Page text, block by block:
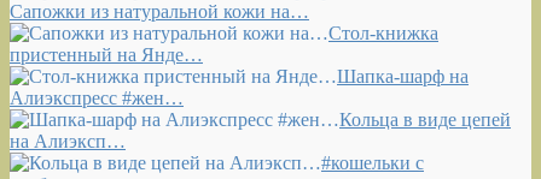
Сапожки из натуральной кожи на…
Стол-книжка
пристенный на Янде…
Шапка-шарф на
Алиэкспресс #жен…
Кольца в виде цепей
на Алиэксп…
#кошельки с